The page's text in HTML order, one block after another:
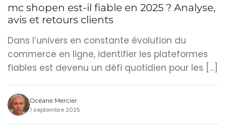
mc shopen est-il fiable en 2025 ? Analyse,
avis et retours clients
Dans l’univers en constante évolution du
commerce en ligne, identifier les plateformes
fiables est devenu un défi quotidien pour les […]
Océane Mercier
1 septembre 2025